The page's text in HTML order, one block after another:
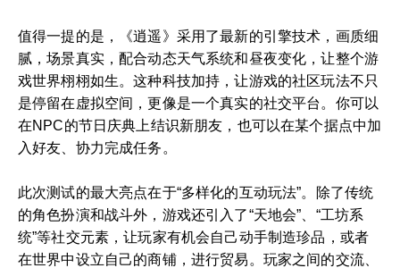
值得一提的是，《逍遥》采用了最新的引擎技术，画质细
腻，场景真实，配合动态天气系统和昼夜变化，让整个游
戏世界栩栩如生。这种科技加持，让游戏的社区玩法不只
是停留在虚拟空间，更像是一个真实的社交平台。你可以
在NPC的节日庆典上结识新朋友，也可以在某个据点中加
入好友、协力完成任务。
此次测试的最大亮点在于“多样化的互动玩法”。除了传统
的角色扮演和战斗外，游戏还引入了“天地会”、“工坊系
统”等社交元素，让玩家有机会自己动手制造珍品，或者
在世界中设立自己的商铺，进行贸易。玩家之间的交流、